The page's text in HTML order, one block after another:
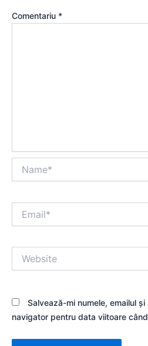
Comentariu *
Salvează-mi numele, emailul
navigator pentru data viitoare